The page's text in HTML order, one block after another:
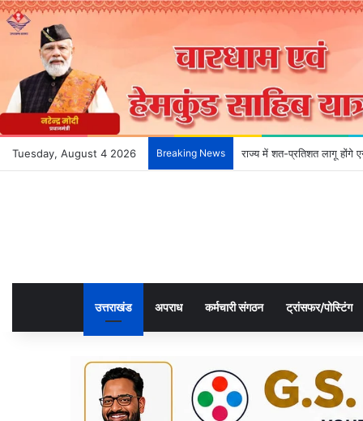
Tuesday, August 4 2026 Breaking News राज्य में शत-प्रतिशत लागू होंगे
उत्तराखंड अपराध कर्मचारी संगठन ट्रांसफर/पोस्टिंग